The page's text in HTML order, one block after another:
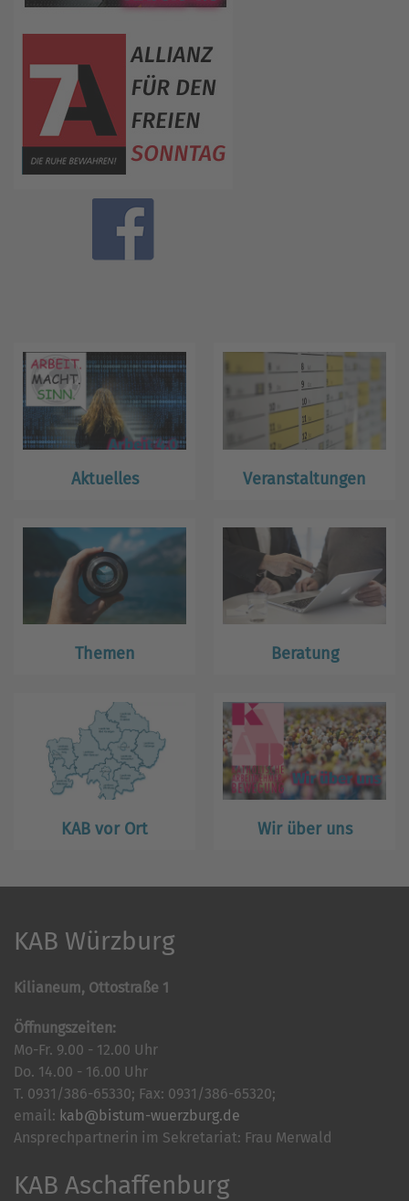
Aktuelles Veranstaltungen
Themen Beratung
KAB vor Ort Wir über uns
KAB Würzburg
Kilianeum, Ottostraße 1
Öffnungszeiten:
Mo-Fr. 9.00 - 12.00 Uhr
Do. 14.00 - 16.00 Uhr
T. 0931/386-65330; Fax: 0931/386-65320;
email: kab@bistum-wuerzburg.de
Ansprechpartnerin im Sekretariat: Frau Merwald
KAB Aschaffenburg